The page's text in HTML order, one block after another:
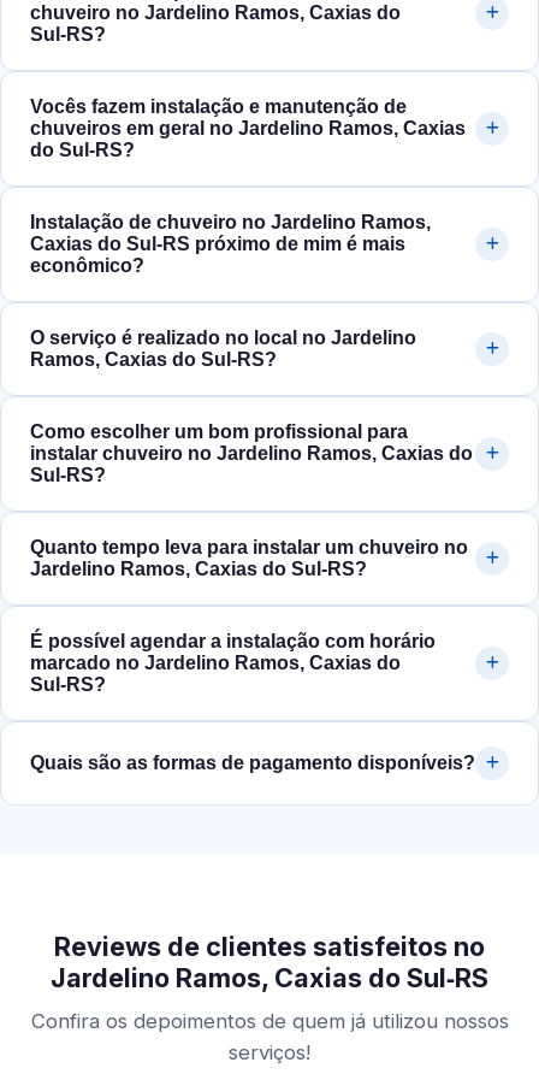
chuveiro no Jardelino Ramos, Caxias do
Sul‑RS?
Vocês fazem instalação e manutenção de
chuveiros em geral no Jardelino Ramos, Caxias
do Sul‑RS?
Instalação de chuveiro no Jardelino Ramos,
Caxias do Sul‑RS próximo de mim é mais
econômico?
O serviço é realizado no local no Jardelino
Ramos, Caxias do Sul‑RS?
Como escolher um bom profissional para
instalar chuveiro no Jardelino Ramos, Caxias do
Sul‑RS?
Quanto tempo leva para instalar um chuveiro no
Jardelino Ramos, Caxias do Sul‑RS?
É possível agendar a instalação com horário
marcado no Jardelino Ramos, Caxias do
Sul‑RS?
Quais são as formas de pagamento disponíveis?
Reviews de clientes satisfeitos no
Jardelino Ramos, Caxias do Sul‑RS
Confira os depoimentos de quem já utilizou nossos
serviços!